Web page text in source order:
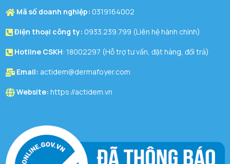
Mã số doanh nghiệp: 0319164002
Điện thoại công ty: 0933.239.799 (Liên hệ hành chính)
Hotline CSKH: 18002297 (Hỗ trợ tư vấn, đặt hàng, đổi trả)
Email: actidem@dermafoyer.com
Website: https://actidem.vn